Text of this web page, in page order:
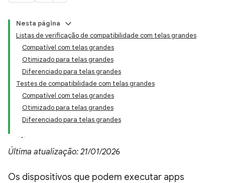
Nesta página
Listas de verificação de compatibilidade com telas grandes
Compatível com telas grandes
Otimizado para telas grandes
Diferenciado para telas grandes
Testes de compatibilidade com telas grandes
Compatível com telas grandes
Otimizado para telas grandes
Diferenciado para telas grandes
Última atualização: 21/01/2026
Os dispositivos que podem executar apps